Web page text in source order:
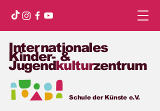
Internationales
Kinder- &
Jugendkulturzentrum
Schule der Künste e.V.